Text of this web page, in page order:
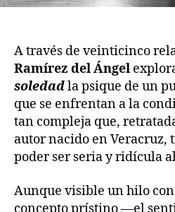
A través de veinticinco
Ramírez del Ángel
soledadla psique de un
que se enfrentan a la
tan compleja que,
autor nacido en Veracruz,
poder ser seria y ridícula
Aunque visible un hilo